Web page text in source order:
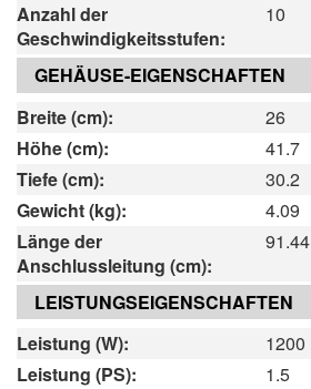
Anzahl der
Geschwindigkeitsstufen:
10
GEHÄUSE-EIGENSCHAFTEN
Breite (cm):
26
Höhe (cm):
41.7
Tiefe (cm):
30.2
Gewicht (kg):
4.09
Länge der
Anschlussleitung (cm):
91.44
LEISTUNGSEIGENSCHAFTEN
Leistung (W):
1200
Leistung (PS):
1.5